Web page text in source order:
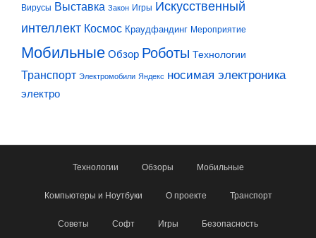
Вирусы Выставка Закон Игры Искусственный
интеллект Космос Краудфандинг Мероприятие
МобильныеОбзор Роботы Технологии
Транспорт Электромобили Яндекс носимая электроника
электро
Технологии Обзоры Мобильные
Компьютеры и Ноутбуки О проекте Транспорт
Советы Софт Игры Безопасность